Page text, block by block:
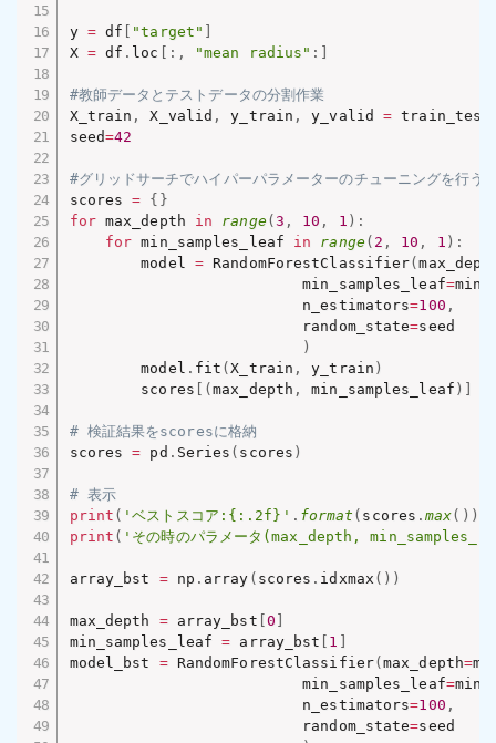
y = df "target"
X = df . loc : , "mean radius" :
#教師データとテストデータの分割作業
X_train , X_valid , y_train , y_valid =
seed=42
#グリッドサーチでハイパーパラメーターのチューニングを行う
scores = { }
for max_depth in range( 3 , 10 , 1 ) :
for min_samples_leaf in range( 2 , 10 , 1 ) :
        model
= RandomForestClassifier(
                          min_samples_leaf
=
                          n_estimators
=100 ,
                          random_state
=seed
)
        model
. fit (X_train , y_train )
        scores
(max_depth , min_samples_leaf )
# 検証結果をscoresに格納
scores = pd . Series ( scores )
# 表示
print ( 'ベストスコア:{:.2f}' . format ( scores .max( ) )
print ( 'その時のパラメータ(max_depth,
array_bst = np . array ( scores . idxmax ( ) )
max_depth = array_bst 0
min_samples_leaf = array_bst 1
model_bst = RandomForestClassifier(max_depth=
                          min_samples_leaf
=
                          n_estimators
=100 ,
                          random_state
=seed